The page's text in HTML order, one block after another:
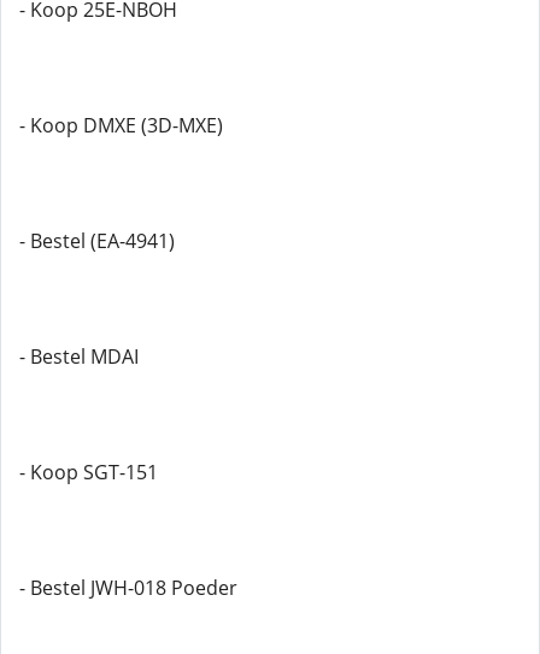
- Koop 25E-NBOH
- Koop DMXE (3D-MXE)
- Bestel (EA-4941)
- Bestel MDAI
- Koop SGT-151
- Bestel JWH-018 Poeder